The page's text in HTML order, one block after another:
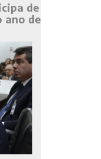
de
ano de